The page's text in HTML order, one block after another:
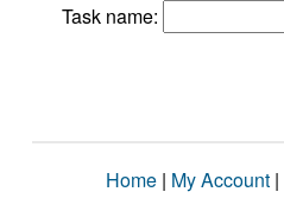
Task name:
Home | My Account |